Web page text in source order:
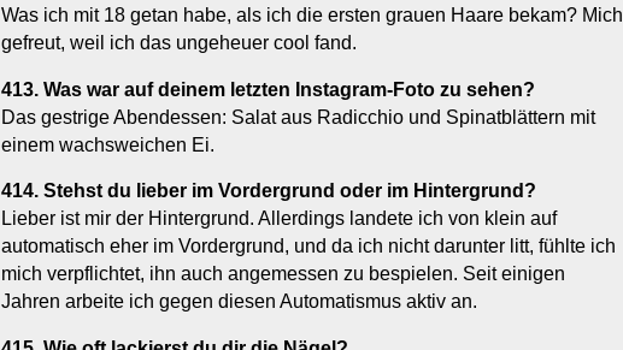
Was ich mit 18 getan habe, als ich die ersten grauen Haare bekam? Mich
gefreut, weil ich das ungeheuer cool fand.
413. Was war auf deinem letzten Instagram-Foto zu sehen?
Das gestrige Abendessen: Salat aus Radicchio und Spinatblättern mit
einem wachsweichen Ei.
414. Stehst du lieber im Vordergrund oder im Hintergrund?
Lieber ist mir der Hintergrund. Allerdings landete ich von klein auf
automatisch eher im Vordergrund, und da ich nicht darunter litt, fühlte ich
mich verpflichtet, ihn auch angemessen zu bespielen. Seit einigen
Jahren arbeite ich gegen diesen Automatismus aktiv an.